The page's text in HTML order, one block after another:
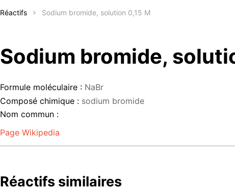
Réactifs Sodium bromide, solution 0,15 M
Sodium bromide,
Formule moléculaire : NaBr
Composé chimique : sodium bromide
Nom commun :
Page Wikipedia
Réactifs similaires